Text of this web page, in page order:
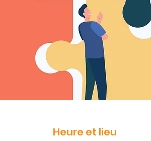
Heure et lieu